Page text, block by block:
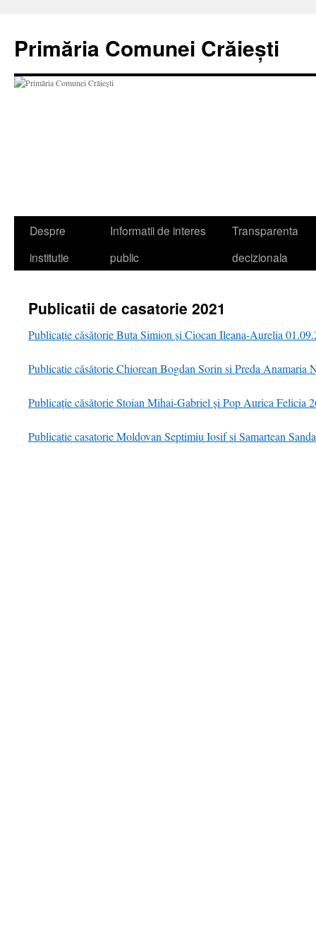
conținut
Primăria Comunei Crăiești
Despre
institutie
Informatii de interes
public
Transparenta
decizionala
Publicatii de casatorie 2021
Publicație căsătorie Buta Simion și Ciocan Ileana-Aurelia
Publicatie căsătorie Chiorean Bogdan Sorin si Preda Anamaria
Publicație căsătorie Stoian Mihai-Gabriel și Pop Aurica Felicia
Publicatie casatorie Moldovan Septimiu Iosif si Samartean